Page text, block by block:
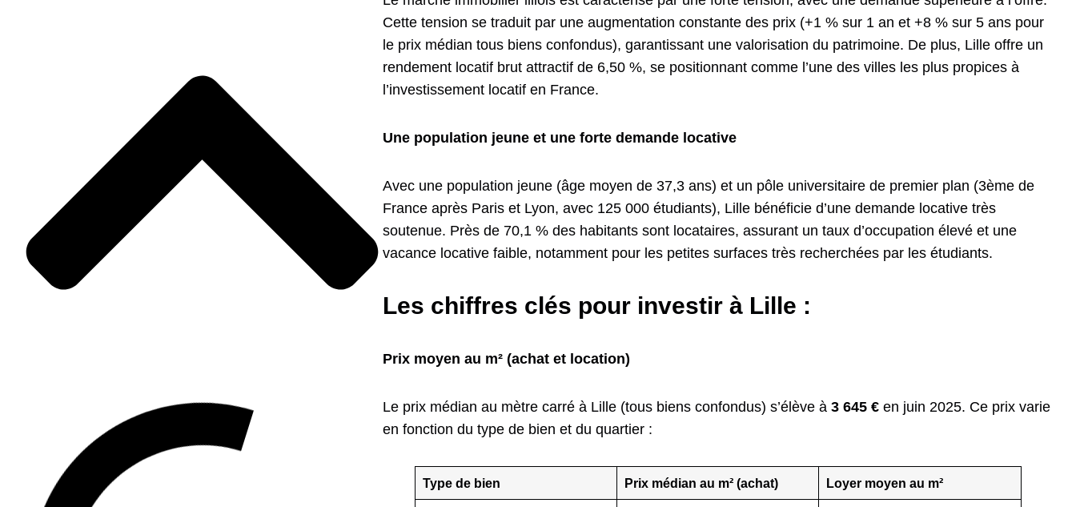
Cette tension se traduit par une augmentation constante des prix (+1 % sur 1 an et +8 % sur 5 ans pour
le prix médian tous biens confondus), garantissant une valorisation du patrimoine. De plus, Lille offre un
rendement locatif brut attractif de 6,50 %, se positionnant comme l’une des villes les plus propices à
l’investissement locatif en France.
Une population jeune et une forte demande locative
Avec une population jeune (âge moyen de 37,3 ans) et un pôle universitaire de premier plan (3ème de
France après Paris et Lyon, avec 125 000 étudiants), Lille bénéficie d’une demande locative très
soutenue. Près de 70,1 % des habitants sont locataires, assurant un taux d’occupation élevé et une
vacance locative faible, notamment pour les petites surfaces très recherchées par les étudiants.
Les chiffres clés pour investir à Lille :
Prix moyen au m² (achat et location)
Le prix médian au mètre carré à Lille (tous biens confondus) s’élève à3 645 €en juin 2025. Ce prix varie
en fonction du type de bien et du quartier :
Type de bien Prix médian au m² (achat) Loyer moyen au m²